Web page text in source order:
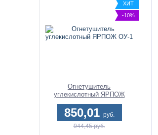
ХИТ
-10%
Огнетушитель
углекислотный ЯРПОЖ
ОУ-1
850,01 руб.
944,45 руб.